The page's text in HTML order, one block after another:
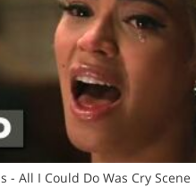
- All I Could Do Was Cry Scene